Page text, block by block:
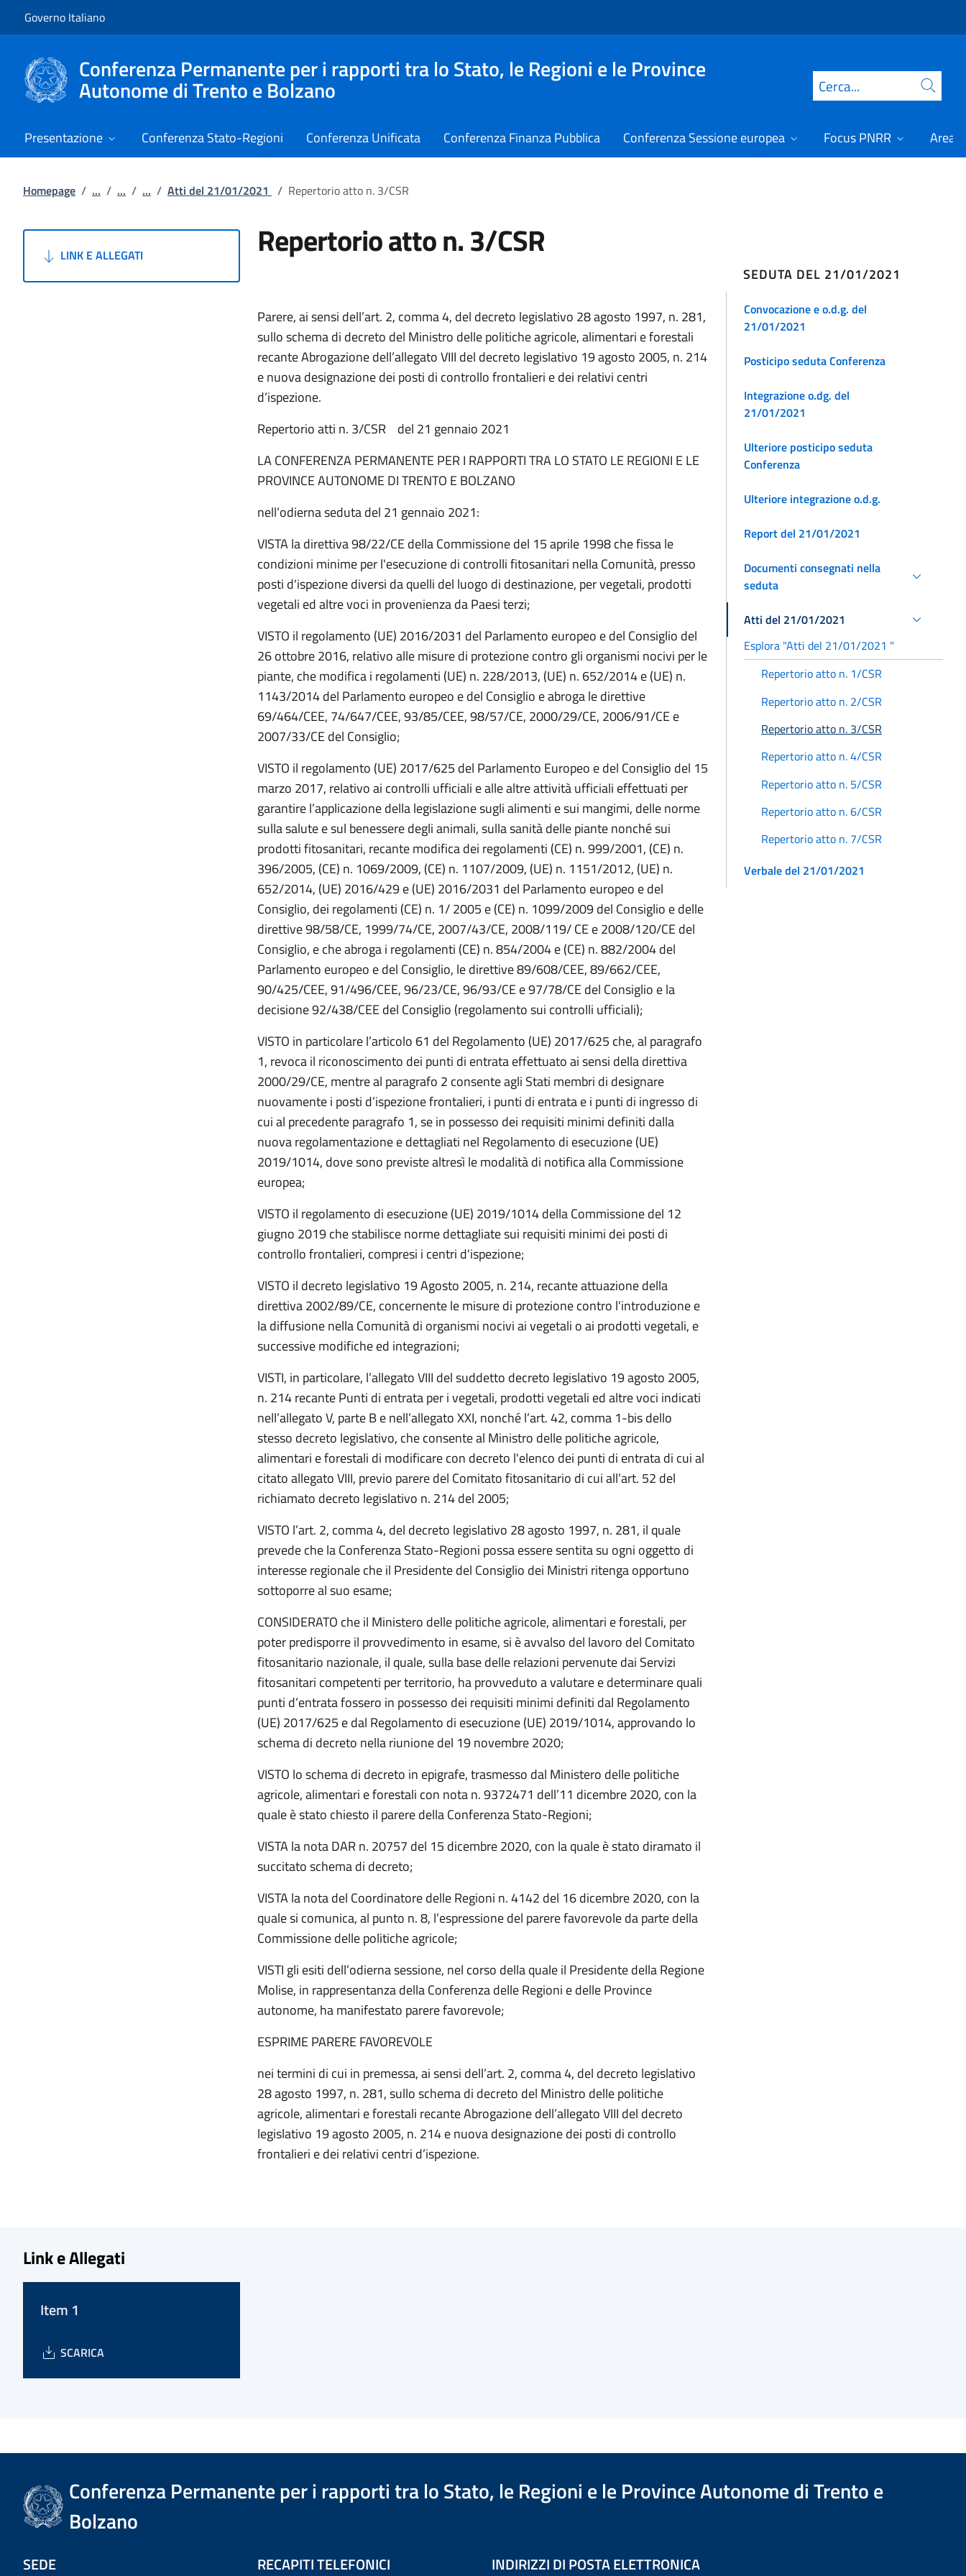
Governo Italiano
Conferenza Permanente per i rapporti tra lo Stato, le Regioni e le Province
Autonome di Trento e Bolzano Cerca
Presentazione Conferenza Stato-Regioni Conferenza Unificata Conferenza Finanza Pubblica Conferenza Sessione europea Focus PNRR Area
Homepage / ... / ... / ... / Atti del 21/01/2021 / Repertorio atto n. 3/CSR
LINK E ALLEGATI Repertorio atto n. 3/CSR
Parere, ai sensi dell’art. 2, comma 4, del decreto legislativo 28 agosto 1997, n. 281,
sullo schema di decreto del Ministro delle politiche agricole, alimentari e forestali
recante Abrogazione dell’allegato VIII del decreto legislativo 19 agosto 2005, n. 214
e nuova designazione dei posti di controllo frontalieri e dei relativi centri
d’ispezione.
Repertorio atti n. 3/CSR del 21 gennaio 2021
LA CONFERENZA PERMANENTE PER I RAPPORTI TRA LO STATO LE REGIONI E LE
PROVINCE AUTONOME DI TRENTO E BOLZANO
nell’odierna seduta del 21 gennaio 2021:
VISTA la direttiva 98/22/CE della Commissione del 15 aprile 1998 che fissa le
condizioni minime per l'esecuzione di controlli fitosanitari nella Comunità, presso
posti d'ispezione diversi da quelli del luogo di destinazione, per vegetali, prodotti
vegetali ed altre voci in provenienza da Paesi terzi;
VISTO il regolamento (UE) 2016/2031 del Parlamento europeo e del Consiglio del
26 ottobre 2016, relativo alle misure di protezione contro gli organismi nocivi per le
piante, che modifica i regolamenti (UE) n. 228/2013, (UE) n. 652/2014 e (UE) n.
1143/2014 del Parlamento europeo e del Consiglio e abroga le direttive
69/464/CEE, 74/647/CEE, 93/85/CEE, 98/57/CE, 2000/29/CE, 2006/91/CE e
2007/33/CE del Consiglio;
VISTO il regolamento (UE) 2017/625 del Parlamento Europeo e del Consiglio del 15
marzo 2017, relativo ai controlli ufficiali e alle altre attività ufficiali effettuati per
garantire l’applicazione della legislazione sugli alimenti e sui mangimi, delle norme
sulla salute e sul benessere degli animali, sulla sanità delle piante nonché sui
prodotti fitosanitari, recante modifica dei regolamenti (CE) n. 999/2001, (CE) n.
396/2005, (CE) n. 1069/2009, (CE) n. 1107/2009, (UE) n. 1151/2012, (UE) n.
652/2014, (UE) 2016/429 e (UE) 2016/2031 del Parlamento europeo e del
Consiglio, dei regolamenti (CE) n. 1/ 2005 e (CE) n. 1099/2009 del Consiglio e delle
direttive 98/58/CE, 1999/74/CE, 2007/43/CE, 2008/119/ CE e 2008/120/CE del
Consiglio, e che abroga i regolamenti (CE) n. 854/2004 e (CE) n. 882/2004 del
Parlamento europeo e del Consiglio, le direttive 89/608/CEE, 89/662/CEE,
90/425/CEE, 91/496/CEE, 96/23/CE, 96/93/CE e 97/78/CE del Consiglio e la
decisione 92/438/CEE del Consiglio (regolamento sui controlli ufficiali);
VISTO in particolare l’articolo 61 del Regolamento (UE) 2017/625 che, al paragrafo
1, revoca il riconoscimento dei punti di entrata effettuato ai sensi della direttiva
2000/29/CE, mentre al paragrafo 2 consente agli Stati membri di designare
nuovamente i posti d’ispezione frontalieri, i punti di entrata e i punti di ingresso di
cui al precedente paragrafo 1, se in possesso dei requisiti minimi definiti dalla
nuova regolamentazione e dettagliati nel Regolamento di esecuzione (UE)
2019/1014, dove sono previste altresì le modalità di notifica alla Commissione
europea;
VISTO il regolamento di esecuzione (UE) 2019/1014 della Commissione del 12
giugno 2019 che stabilisce norme dettagliate sui requisiti minimi dei posti di
controllo frontalieri, compresi i centri d'ispezione;
VISTO il decreto legislativo 19 Agosto 2005, n. 214, recante attuazione della
direttiva 2002/89/CE, concernente le misure di protezione contro l'introduzione e
la diffusione nella Comunità di organismi nocivi ai vegetali o ai prodotti vegetali, e
successive modifiche ed integrazioni;
VISTI, in particolare, l’allegato VIII del suddetto decreto legislativo 19 agosto 2005,
n. 214 recante Punti di entrata per i vegetali, prodotti vegetali ed altre voci indicati
nell’allegato V, parte B e nell’allegato XXI, nonché l’art. 42, comma 1-bis dello
stesso decreto legislativo, che consente al Ministro delle politiche agricole,
alimentari e forestali di modificare con decreto l'elenco dei punti di entrata di cui al
citato allegato VIII, previo parere del Comitato fitosanitario di cui all’art. 52 del
richiamato decreto legislativo n. 214 del 2005;
VISTO l’art. 2, comma 4, del decreto legislativo 28 agosto 1997, n. 281, il quale
prevede che la Conferenza Stato-Regioni possa essere sentita su ogni oggetto di
interesse regionale che il Presidente del Consiglio dei Ministri ritenga opportuno
sottoporre al suo esame;
CONSIDERATO che il Ministero delle politiche agricole, alimentari e forestali, per
poter predisporre il provvedimento in esame, si è avvalso del lavoro del Comitato
fitosanitario nazionale, il quale, sulla base delle relazioni pervenute dai Servizi
fitosanitari competenti per territorio, ha provveduto a valutare e determinare quali
punti d’entrata fossero in possesso dei requisiti minimi definiti dal Regolamento
(UE) 2017/625 e dal Regolamento di esecuzione (UE) 2019/1014, approvando lo
schema di decreto nella riunione del 19 novembre 2020;
VISTO lo schema di decreto in epigrafe, trasmesso dal Ministero delle politiche
agricole, alimentari e forestali con nota n. 9372471 dell’11 dicembre 2020, con la
quale è stato chiesto il parere della Conferenza Stato-Regioni;
VISTA la nota DAR n. 20757 del 15 dicembre 2020, con la quale è stato diramato il
succitato schema di decreto;
VISTA la nota del Coordinatore delle Regioni n. 4142 del 16 dicembre 2020, con la
quale si comunica, al punto n. 8, l’espressione del parere favorevole da parte della
Commissione delle politiche agricole;
VISTI gli esiti dell’odierna sessione, nel corso della quale il Presidente della Regione
Molise, in rappresentanza della Conferenza delle Regioni e delle Province
autonome, ha manifestato parere favorevole;
ESPRIME PARERE FAVOREVOLE
nei termini di cui in premessa, ai sensi dell’art. 2, comma 4, del decreto legislativo
28 agosto 1997, n. 281, sullo schema di decreto del Ministro delle politiche
agricole, alimentari e forestali recante Abrogazione dell’allegato VIII del decreto
legislativo 19 agosto 2005, n. 214 e nuova designazione dei posti di controllo
frontalieri e dei relativi centri d’ispezione.
SEDUTA DEL 21/01/2021
Convocazione e o.d.g. del
21/01/2021
Posticipo seduta Conferenza
Integrazione o.dg. del
21/01/2021
Ulteriore posticipo seduta
Conferenza
Ulteriore integrazione o.d.g.
Report del 21/01/2021
Documenti consegnati nella
seduta
Atti del 21/01/2021
Esplora "Atti del 21/01/2021 "
Repertorio atto n. 1/CSR
Repertorio atto n. 2/CSR
Repertorio atto n. 3/CSR
Repertorio atto n. 4/CSR
Repertorio atto n. 5/CSR
Repertorio atto n. 6/CSR
Repertorio atto n. 7/CSR
Verbale del 21/01/2021
Link e Allegati
Item 1
SCARICA
Conferenza Permanente per i rapporti tra lo Stato, le Regioni e le Province Autonome di Trento e
Bolzano
SEDE RECAPITI TELEFONICI INDIRIZZI DI POSTA ELETTRONICA